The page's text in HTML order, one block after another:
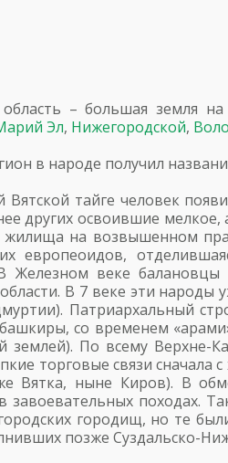
область – большая земля
Эл, Нижегородской,
в народе получил
Вятской тайге человек
других освоившие мелкое,
жилища на возвышенном
европеоидов,
Железном веке
В 7 веке эти
Патриархальный
со временем
землей). По всему Верхне-
торговые связи сначала
Вятка, ныне Киров). В
завоевательных походах.
городищ, но те
позже Суздальско-